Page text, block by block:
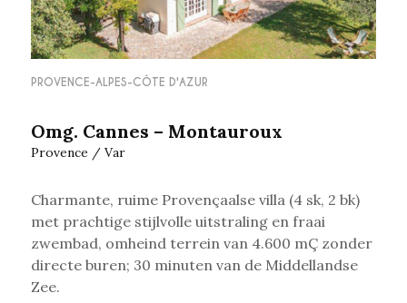
PROVENCE-ALPES-CÔTE D'AZUR
Omg. Cannes – Montauroux
Provence / Var
Charmante, ruime Provençaalse villa (4 sk, 2 bk)
met prachtige stijlvolle uitstraling en fraai
zwembad, omheind terrein van 4.600 mÇ zonder
directe buren; 30 minuten van de Middellandse
Zee.